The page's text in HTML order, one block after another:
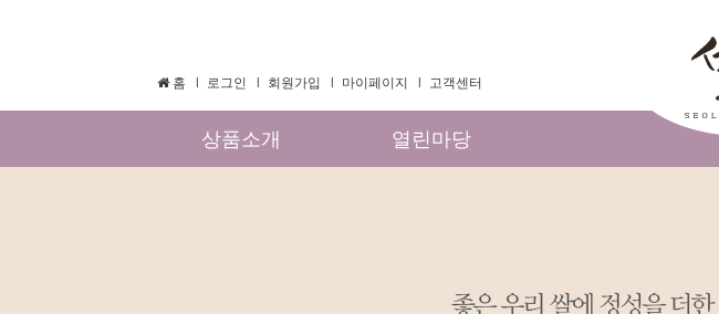
홈 로그인 회원가입 마이페이지 고객센터
상품소개 열린마당